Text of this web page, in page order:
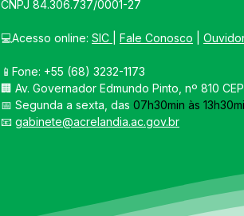
CNPJ 84.306.737/0001-27
💻Acesso online: SIC Fale Conosco
📱Fone: +55 (68) 3232-1173
🏢 Av. Governador Edmundo Pinto, nº 810
📅 Segunda a sexta, das 07h30min às
📧 gabinete@acrelandia.ac.gov.br